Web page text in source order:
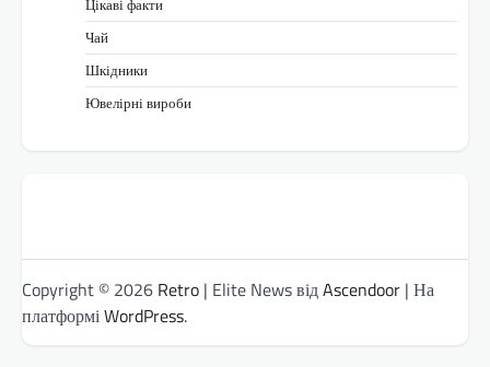
Цікаві факти
Чай
Шкідники
Ювелірні вироби
Copyright © 2026 Retro | Elite News відAscendoor | На
платформіWordPress.